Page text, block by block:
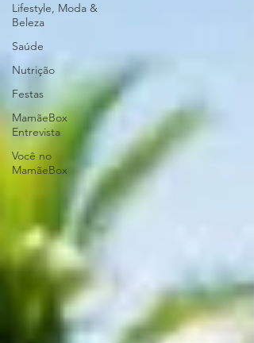
Lifestyle, Moda &
Beleza
Saúde
Nutrição
Festas
MamãeBox
Entrevista
Você no
MamãeBox